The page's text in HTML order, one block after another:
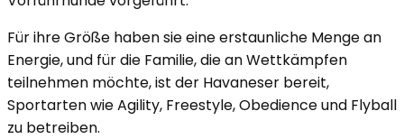
Für ihre Größe haben sie eine erstaunliche Menge an
Energie, und für die Familie, die an Wettkämpfen
teilnehmen möchte, ist der Havaneser bereit,
Sportarten wie Agility, Freestyle, Obedience und Flyball
zu betreiben.